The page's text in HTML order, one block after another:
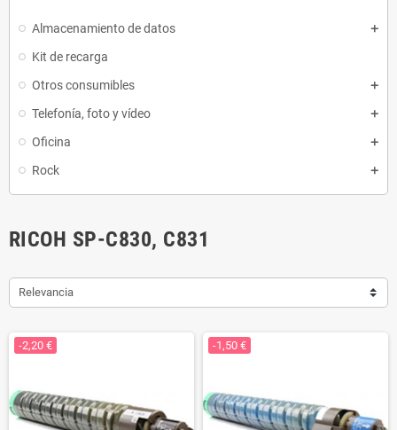
Almacenamiento de datos
Kit de recarga
Otros consumibles
Telefonía, foto y vídeo
Oficina
Rock
RICOH SP-C830, C831
Relevancia
-2,20 € -1,50 €